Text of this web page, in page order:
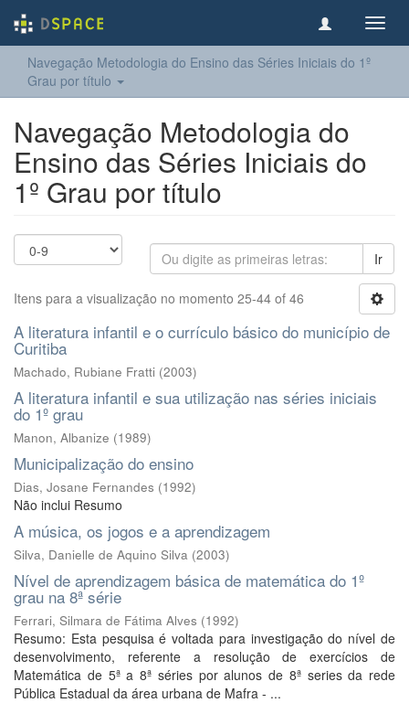
Navegação Metodologia do Ensino das Séries Iniciais do 1º
Grau por título
Navegação Metodologia do
Ensino das Séries Iniciais do
1º Grau por título
Ir
Itens para a visualização no momento 25-44 of 46
A literatura infantil e o currículo básico do município de
Curitiba
Machado, Rubiane Fratti (2003)
A literatura infantil e sua utilização nas séries iniciais
do 1º grau
Manon, Albanize (1989)
Municipalização do ensino
Dias, Josane Fernandes (1992)
Não inclui Resumo
A música, os jogos e a aprendizagem
Silva, Danielle de Aquino Silva (2003)
Nível de aprendizagem básica de matemática do 1º
grau na 8ª série
Ferrari, Silmara de Fátima Alves (1992)
Resumo: Esta pesquisa é voltada para investigação do nível de
desenvolvimento, referente a resolução de exercícios de
Matemática de 5ª a 8ª séries por alunos de 8ª series da rede
Pública Estadual da área urbana de Mafra - ...